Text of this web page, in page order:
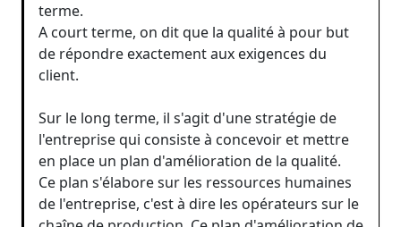
terme.
A court terme, on dit que la qualité à pour but
de répondre exactement aux exigences du
client.
Sur le long terme, il s'agit d'une stratégie de
l'entreprise qui consiste à concevoir et mettre
en place un plan d'amélioration de la qualité.
Ce plan s'élabore sur les ressources humaines
de l'entreprise, c'est à dire les opérateurs sur le